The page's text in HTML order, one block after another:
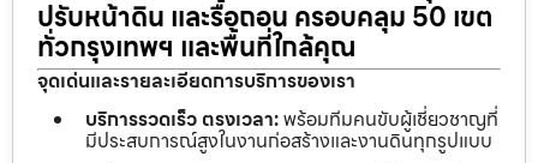
ปรับหน้าดิน และรื้อถอน ครอบคลุม 50 เขต
ทั่วกรุงเทพฯ และพื้นที่ใกล้คุณ
จุดเด่นและรายละเอียดการบริการของเรา
บริการรวดเร็ว ตรงเวลา:พร้อมทีมคนขับผู้เชี่ยวชาญที่
มีประสบการณ์สูงในงานก่อสร้างและงานดินทุกรูปแบบ